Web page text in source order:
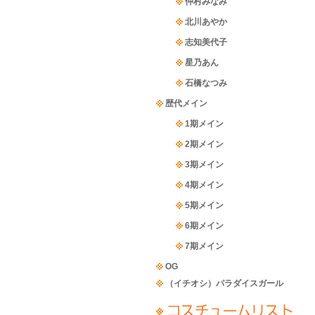
北川あやか
志知美代子
星乃あん
石橋なつみ
歴代メイン
1期メイン
2期メイン
3期メイン
4期メイン
5期メイン
6期メイン
7期メイン
OG
（イチオシ）パラダイスガール